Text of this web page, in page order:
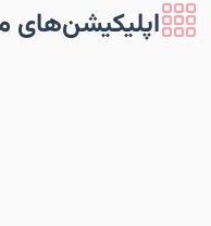
اپلیکیشن‌های